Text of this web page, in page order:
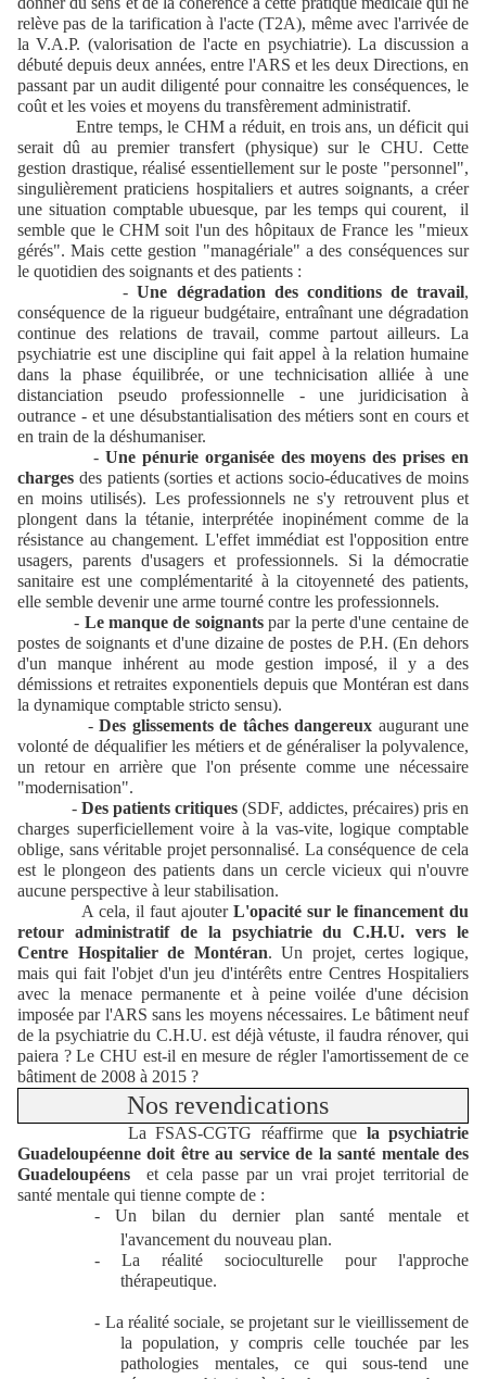
relève pas de la tarification à l'acte (T2A), même avec l'arrivée de
la V.A.P. (valorisation de l'acte en psychiatrie). La discussion a
débuté depuis deux années, entre l'ARS et les deux Directions, en
passant par un audit diligenté pour connaitre les conséquences, le
coût et les voies et moyens du transfèrement administratif.
Entre temps, le CHM a réduit, en trois ans, un déficit qui
serait dû au premier transfert (physique) sur le CHU. Cette
gestion drastique, réalisé essentiellement sur le poste "personnel",
singulièrement praticiens hospitaliers et autres soignants, a créer
une situation comptable ubuesque, par les temps qui courent,
il
semble que le CHM soit l'un des hôpitaux de France les "mieux
gérés". Mais cette gestion "managériale" a des conséquences sur
le quotidien des soignants et des patients :
-Une dégradation des conditions de travail,
conséquence de la rigueur budgétaire, entraînant une dégradation
continue des relations de travail, comme partout ailleurs. La
psychiatrie est une discipline qui fait appel à la relation humaine
dans la phase équilibrée, or une technicisation alliée à une
distanciation pseudo professionnelle - une juridicisation à
outrance - et une désubstantialisation des métiers sont en cours et
en train de la déshumaniser.
-Une pénurie organisée des moyens des prises en
charges des patients (sorties et actions socio-éducatives de moins
en moins utilisés). Les professionnels ne s'y retrouvent plus et
plongent dans la tétanie, interprétée inopinément comme de la
résistance au changement. L'effet immédiat est l'opposition entre
usagers, parents d'usagers et professionnels. Si la démocratie
sanitaire est une complémentarité à la citoyenneté des patients,
elle semble devenir une arme tourné contre les professionnels.
- Le manque de soignantspar la perte d'une centaine de
postes de soignants et d'une dizaine de postes de P.H. (En dehors
d'un manque inhérent au mode gestion imposé, il y a des
démissions et retraites exponentiels depuis que Montéran est dans
la dynamique comptable stricto sensu).
-Des glissements de tâches dangereux augurant une
volonté de déqualifier les métiers et de généraliser la polyvalence,
un retour en arrière que l'on présente comme une nécessaire
"modernisation".
- Des patients critiques (SDF, addictes, précaires) pris en
charges superficiellement voire à la vas-vite, logique comptable
oblige, sans véritable projet personnalisé. La conséquence de cela
est le plongeon des patients dans un cercle vicieux qui n'ouvre
aucune perspective à leur stabilisation.
A cela, il faut ajouter L'opacité sur le financement du
retour administratif de la psychiatrie du C.H.U. vers le
Centre Hospitalier de Montéran. Un projet, certes logique,
mais qui fait l'objet d'un jeu d'intérêts entre Centres Hospitaliers
avec la menace permanente et à peine voilée d'une décision
imposée par l'ARS sans les moyens nécessaires. Le bâtiment neuf
de la psychiatrie du C.H.U. est déjà vétuste, il faudra rénover, qui
paiera ? Le CHU est-il en mesure de régler l'amortissement de ce
bâtiment de 2008 à 2015 ?
Nos revendications
La FSAS-CGTG réaffirme que la psychiatrie
Guadeloupéenne doit être au service de la santé mentale des
Guadeloupéens
et cela passe par un vrai projet territorial de
santé mentale qui tienne compte de :
- Un bilan du dernier plan santé mentale et
l'avancement du nouveau plan.
- La réalité socioculturelle pour l'approche
thérapeutique.
- La réalité sociale, se projetant sur le vieillissement de
la population, y compris celle touchée par les
pathologies mentales, ce qui sous-tend une